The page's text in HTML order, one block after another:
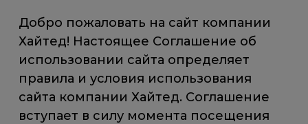
Добро пожаловать на сайт компании
Хайтед! Настоящее Соглашение об
использовании сайта определяет
правила и условия использования
сайта компании Хайтед. Соглашение
вступает в силу момента посещения